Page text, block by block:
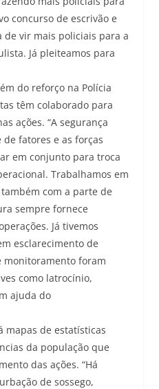
concurso de escrivão e
de vir mais policiais para a
Já pleiteamos para
do reforço na Polícia
têm colaborado para
ações. “A segurança
fatores e as forças
em conjunto para troca
Trabalhamos em
com a parte de
sempre fornece
Já tivemos
esclarecimento de
monitoramento foram
como latrocínio,
ajuda do
mapas de estatísticas
da população que
das ações. “Há
de sossego,